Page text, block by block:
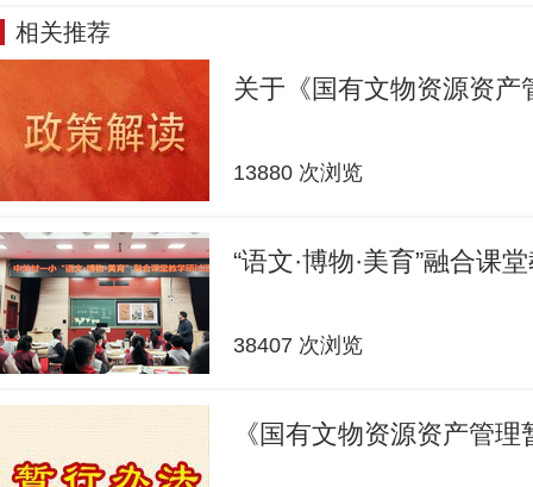
相关推荐
关于《国有文物资源资
13880 次浏览
“语文·博物·美育”融合课
38407 次浏览
《国有文物资源资产管